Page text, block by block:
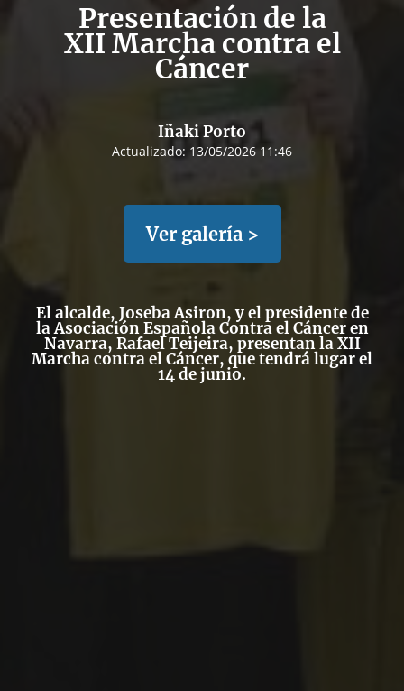
Presentación de la
XII Marcha contra el
Cáncer
Iñaki Porto
Actualizado: 13/05/2026 11:46
Ver galería >
El alcalde, Joseba Asiron, y el presidente de
la Asociación Española Contra el Cáncer en
Navarra, Rafael Teijeira, presentan la XII
Marcha contra el Cáncer, que tendrá lugar el
14 de junio.